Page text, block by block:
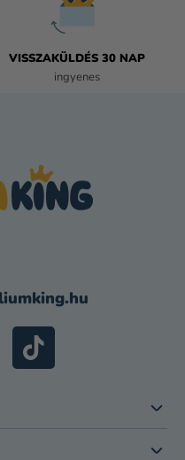
VISSZAKÜLDÉS 30 NAP
ingyenes